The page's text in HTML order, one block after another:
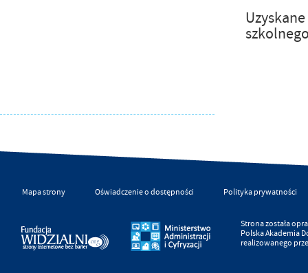
Mapa strony Oświadczenie o dostępności Polityka prywatności
Strona została
Polska Akademia
realizowanego